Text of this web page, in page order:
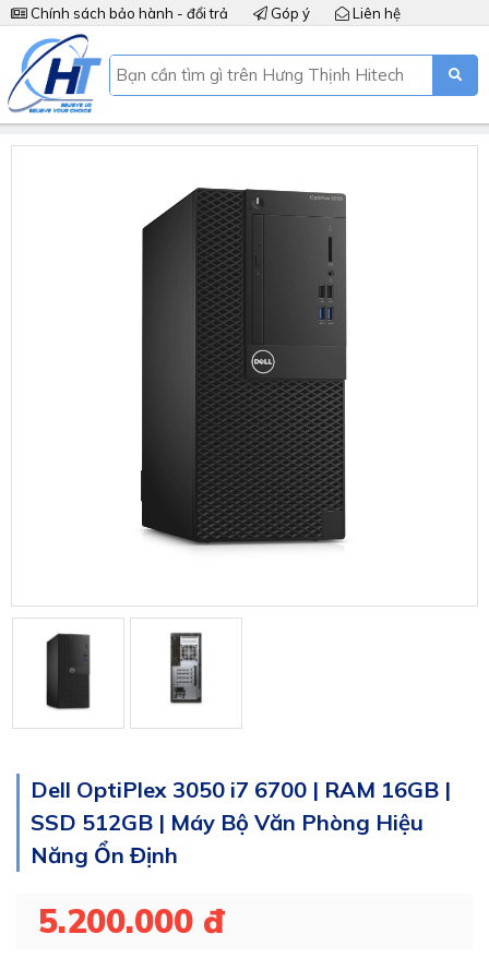
Chính sách bảo hành - đổi trả Góp ý Liên hệ
Dell OptiPlex 3050 i7 6700 | RAM 16GB |
SSD 512GB | Máy Bộ Văn Phòng Hiệu
Năng Ổn Định
5.200.000 đ